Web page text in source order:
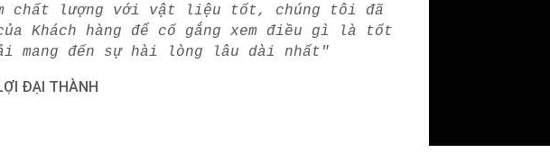
chất lượng với vật liệu tốt, chúng tôi đã
Khách hàng để cố gắng xem điều gì là tốt
mang đến sự hài lòng lâu dài nhất"
ĐẠI THÀNH